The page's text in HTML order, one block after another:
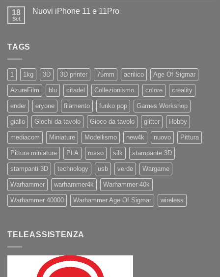
la
nuovissima
Diamo
18
Set
Nuovi iPhone 11 e 11Pro
TAGS
1 1kg 3D 3D printer 75mm acrilico Age Of Sigmar
AzureFilm blu citadel Collezionismo. colore creality
ender eryone filamento funko pop Games Workshop
giallo Giochi da tavolo Gioco da tavolo glitter Hobby
mediacom Miniature Modellismo new4k nuovo Pittura
Pittura miniature PLA rosso silk stampante 3D
stampanti 3D technology usb verde Wargame
Warhammer warhammer4k Warhammer 40k
Warhammer 40000 Warhammer Age Of Sigmar wireless
TELEASSISTENZA